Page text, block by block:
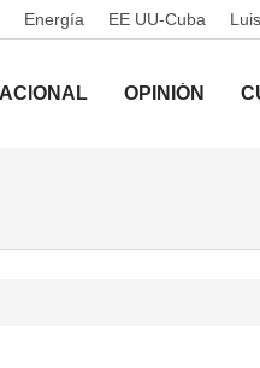
Energía EE UU-Cuba
OPINIÓN